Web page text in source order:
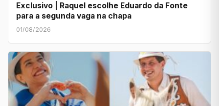
Exclusivo | Raquel escolhe Eduardo da Fonte
para a segunda vaga na chapa
01/08/2026